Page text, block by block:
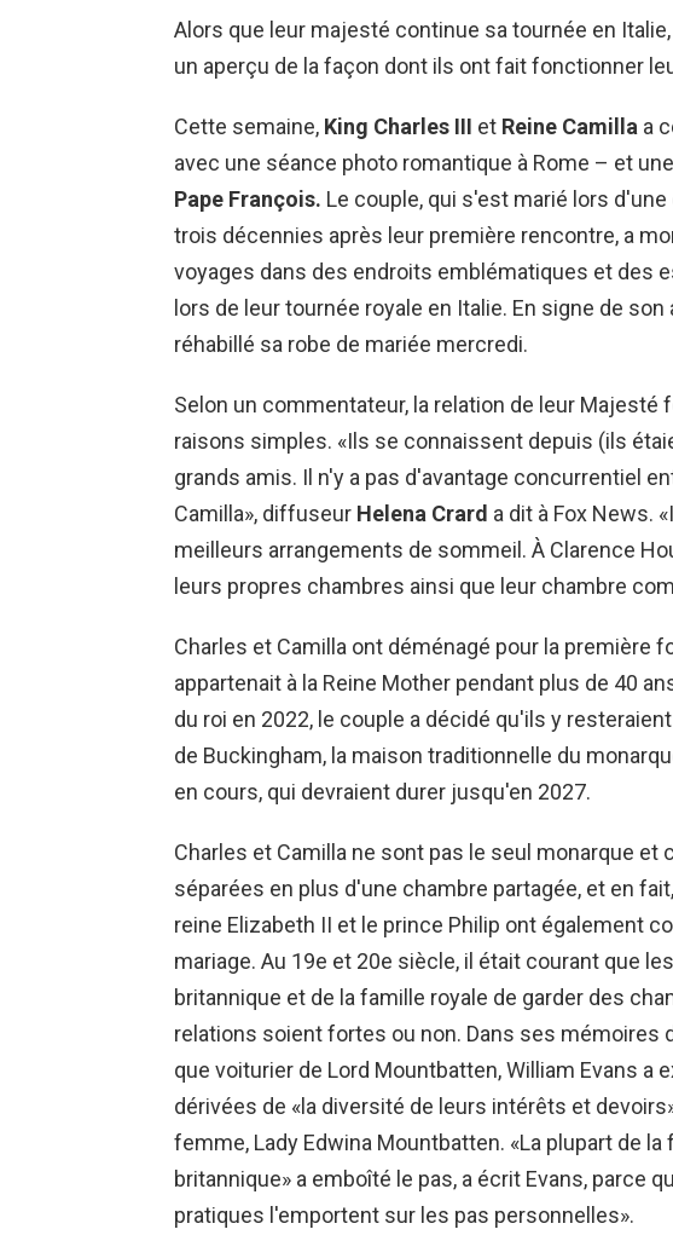
Alors que leur majesté continue sa tournée en
un aperçu de la façon dont ils ont fait fonctionner
Cette semaine, King Charles III et Reine Camilla a
avec une séance photo romantique à Rome – et
Pape François. Le couple, qui s'est marié lors
trois décennies après leur première rencontre, a
voyages dans des endroits emblématiques et des
lors de leur tournée royale en Italie. En signe de
réhabillé sa robe de mariée mercredi.
Selon un commentateur, la relation de leur Majesté
raisons simples. «Ils se connaissent depuis (ils
grands amis. Il n'y a pas d'avantage concurrentiel
Camilla», diffuseur Helena Crard a dit à Fox News.
meilleurs arrangements de sommeil. À Clarence
leurs propres chambres ainsi que leur chambre
Charles et Camilla ont déménagé pour la première
appartenait à la Reine Mother pendant plus de 40
du roi en 2022, le couple a décidé qu'ils y
de Buckingham, la maison traditionnelle du
en cours, qui devraient durer jusqu'en 2027.
Charles et Camilla ne sont pas le seul monarque et
séparées en plus d'une chambre partagée, et en
reine Elizabeth II et le prince Philip ont également
mariage. Au 19e et 20e siècle, il était courant que
britannique et de la famille royale de garder des
relations soient fortes ou non. Dans ses mémoires
que voiturier de Lord Mountbatten, William Evans a
dérivées de «la diversité de leurs intérêts et
femme, Lady Edwina Mountbatten. «La plupart de
britannique» a emboîté le pas, a écrit Evans, parce
pratiques l'emportent sur les pas personnelles».